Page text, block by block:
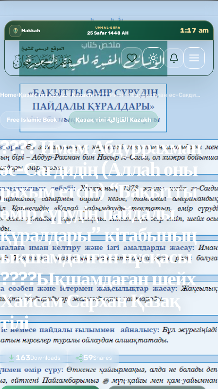
Makkah
UMM AL-QURA
25 Safar 1448 AH 1:17 am
Home› Қазақ тілі القازاقية Kazakh› ???? Имам Абдуррахман әс-Сағдидің (Аллаһ оны рахым етсін) “Бақытты өмір сүрудің пайдалы құралдары” кітабының ықшамдалған нұсқасы ????Ықшамдаған шейх Хайсам Сархан Қазақ тілі
Free Islamic Book Қазақ тілі القازاقية Kazakh
???? Имам Абдуррахман
әс-Сағдидің (Аллаһ оны
рахым етсін) “Бақытты
өмір сүрудің пайдалы
құралдары” кітабының
ықшамдалған нұсқасы
????Ықшамдаған шейх
Хайсам Сархан Қазақ
тілі
163Downloads 59Shares